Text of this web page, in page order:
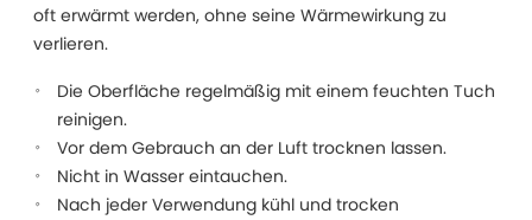
oft erwärmt werden, ohne seine Wärmewirkung zu
verlieren.
Die Oberfläche regelmäßig mit einem feuchten Tuch
reinigen.
Vor dem Gebrauch an der Luft trocknen lassen.
Nicht in Wasser eintauchen.
Nach jeder Verwendung kühl und trocken